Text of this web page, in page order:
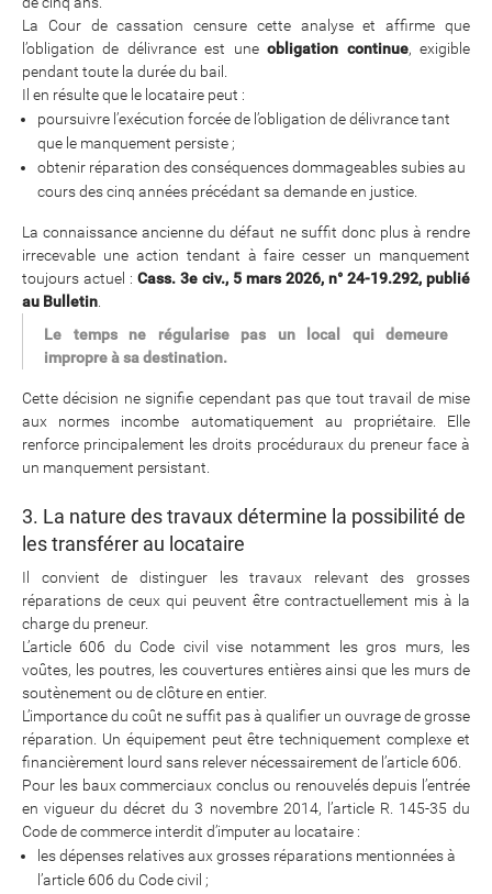
La Cour de cassation censure cette analyse et affirme que
l’obligation de délivrance est uneobligation continue, exigible
pendant toute la durée du bail.
Il en résulte que le locataire peut :
poursuivre l’exécution forcée de l’obligation de délivrance tant
que le manquement persiste ;
obtenir réparation des conséquences dommageables subies au
cours des cinq années précédant sa demande en justice.
La connaissance ancienne du défaut ne suffit donc plus à rendre
irrecevable une action tendant à faire cesser un manquement
toujours actuel : Cass. 3e civ., 5 mars 2026, n° 24-19.292, publié
au Bulletin
Le temps ne régularise pas un local qui demeure
impropre à sa destination.
Cette décision ne signifie cependant pas que tout travail de mise
aux normes incombe automatiquement au propriétaire. Elle
renforce principalement les droits procéduraux du preneur face à
un manquement persistant.
3. La nature des travaux détermine la possibilité de
les transférer au locataire
Il convient de distinguer les travaux relevant des grosses
réparations de ceux qui peuvent être contractuellement mis à la
charge du preneur.
L’article 606 du Code civil vise notamment les gros murs, les
voûtes, les poutres, les couvertures entières ainsi que les murs de
soutènement ou de clôture en entier.
L’importance du coût ne suffit pas à qualifier un ouvrage de grosse
réparation. Un équipement peut être techniquement complexe et
financièrement lourd sans relever nécessairement de l’article 606.
Pour les baux commerciaux conclus ou renouvelés depuis l’entrée
en vigueur du décret du 3 novembre 2014, l’article R. 145-35 du
Code de commerce interdit d’imputer au locataire :
les dépenses relatives aux grosses réparations mentionnées à
l’article 606 du Code civil ;